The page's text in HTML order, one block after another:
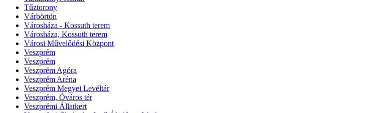
Tűztorony
Várbörtön
Városháza - Kossuth terem
Városháza, Kossuth terem
Városi Művelődési Központ
Veszprém
Veszprém
Veszprém Agóra
Veszprém Aréna
Veszprém Megyei Levéltár
Veszprém, Óváros tér
Veszprémi Állatkert